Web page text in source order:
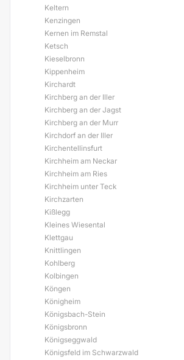
Keltern
Kenzingen
Kernen im Remstal
Ketsch
Kieselbronn
Kippenheim
Kirchardt
Kirchberg an der Iller
Kirchberg an der Jagst
Kirchberg an der Murr
Kirchdorf an der Iller
Kirchentellinsfurt
Kirchheim am Neckar
Kirchheim am Ries
Kirchheim unter Teck
Kirchzarten
Kißlegg
Kleines Wiesental
Klettgau
Knittlingen
Kohlberg
Kolbingen
Köngen
Königheim
Königsbach-Stein
Königsbronn
Königseggwald
Königsfeld im Schwarzwald